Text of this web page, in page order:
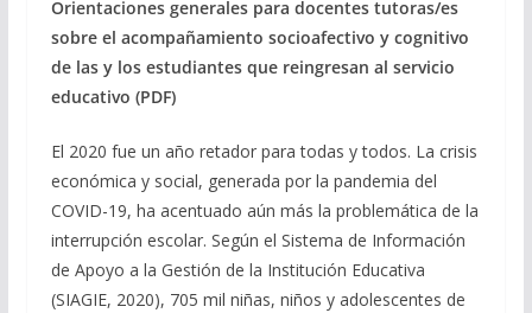
Orientaciones generales para docentes tutoras/es
sobre el acompañamiento socioafectivo y cognitivo
de las y los estudiantes que reingresan al servicio
educativo (PDF)
El 2020 fue un año retador para todas y todos. La crisis
económica y social, generada por la pandemia del
COVID-19, ha acentuado aún más la problemática de la
interrupción escolar. Según el Sistema de Información
de Apoyo a la Gestión de la Institución Educativa
(SIAGIE, 2020), 705 mil niñas, niños y adolescentes de